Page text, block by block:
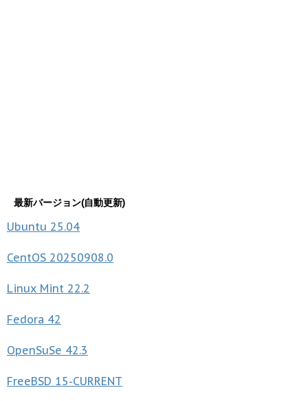
最新バージョン(自動更新)
Ubuntu 25.04
CentOS 20250908.0
Linux Mint 22.2
Fedora 42
OpenSuSe 42.3
FreeBSD 15-CURRENT